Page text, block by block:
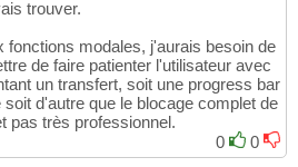
trouver.
fonctions modales, j'aurais besoin de
de faire patienter l'utilisateur avec
un transfert, soit une progress bar
d'autre que le blocage complet de
pas très professionnel.
0
0